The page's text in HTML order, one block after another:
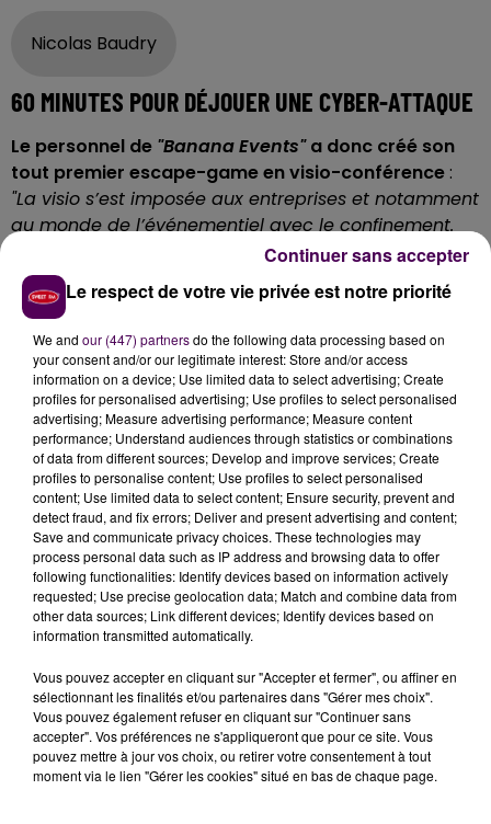
Nicolas Baudry
60 MINUTES POUR DÉJOUER UNE CYBER-ATTAQUE
Le personnel de "Banana Events"a donc créé son
tout premier escape-game en visio-conférence :
"La visio s’est imposée aux entreprises et notamment
au monde de l’événementiel avec le confinement.
On a donc voulu accompagner ces sociétés en
créant de toutes pièces cette solution"
Nicolas Baudry. Des tests ont été effectués au
printemps dernier.
Le scénario est assez simple : les
joueurs-collègues ont 60 minutes pour déjouer une
cyber-attaque et détruire le virus informatique. Les
participants sont tous installés derrière leurs écrans,
en visio-conférence et doivent résoudre différentes
énigmes. Des documents collaboratifs sont
également mis en ligne. Comme dans un escape-
game classique, on peut aussi recevoir de l’aide de
comédiens qui encadrent le jeu. Pour participer à
cette expérience, il faut débourser minimum 19 euros
par personne.
Reportage Noëlline Garon
Le respect de votre vie privée est notre priorité
We and our (447) partnersdo the following data processing based on
your consent and/or our legitimate interest: Store and/or access
information on a device; Use limited data to select advertising; Create
profiles for personalised advertising; Use profiles to select personalised
advertising; Measure advertising performance; Measure content
performance; Understand audiences through statistics or combinations
of data from different sources; Develop and improve services; Create
profiles to personalise content; Use profiles to select personalised
content; Use limited data to select content; Ensure security, prevent and
detect fraud, and fix errors; Deliver and present advertising and content;
Save and communicate privacy choices. These technologies may
process personal data such as IP address and browsing data to offer
following functionalities: Identify devices based on information actively
requested; Use precise geolocation data; Match and combine data from
other data sources; Link different devices; Identify devices based on
information transmitted automatically.
Vous pouvez accepter en cliquant sur "Accepter et fermer", ou affiner en
sélectionnant les finalités et/ou partenaires dans "Gérer mes choix".
Vous pouvez également refuser en cliquant sur "Continuer sans
accepter". Vos préférences ne s'appliqueront que pour ce site. Vous
pouvez mettre à jour vos choix, ou retirer votre consentement à tout
moment via le lien "Gérer les cookies" situé en bas de chaque page.
Continuer sans accepter